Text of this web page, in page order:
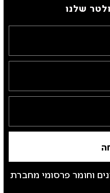
שלנו
וחומר פרסומי מחברת